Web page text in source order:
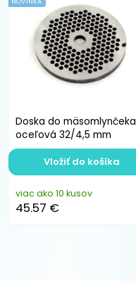
Doska do mäsomlynčeka
oceľová 32/4,5 mm
viac ako 10 kusov
45.57 €
Vložiť do košíka